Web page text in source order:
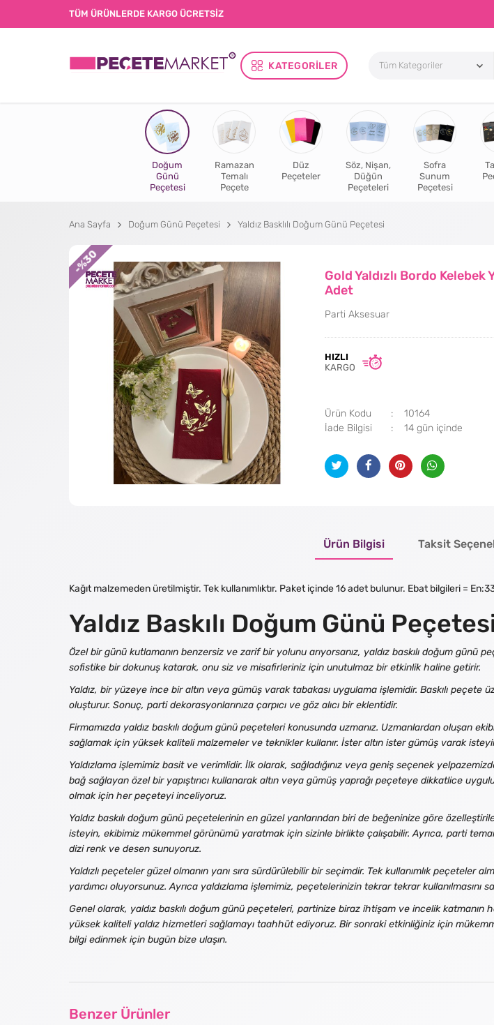
TÜM ÜRÜNLERDE KARGO ÜCRETSİZ
KATEGORILER
Doğum
Günü
Peçetesi
Ramazan
Temalı
Peçete
Düz
Peçeteler
Söz, Nişan,
Düğün
Peçeteleri
Sofra
Sunum
Peçetesi
Ana Sayfa Doğum Günü Peçetesi Yaldız Basklılı Doğum Günü Peçetesi
Gold Yaldızlı Bordo Kelebek
Adet
Parti Aksesuar
HIZLI
KARGO
Ürün Kodu
10164
İade Bilgisi
-
%30
Ürün Bilgisi Taksit
Kağıt malzemeden üretilmiştir. Tek kullanımlıktır. Paket içinde 16 adet bulunur. Ebat bilgileri =
Yaldız Baskılı Doğum Günü
Özel bir günü kutlamanın benzersiz ve zarif bir yolunu arıyorsanız, yaldız baskılı doğum
sofistike bir dokunuş katarak, onu siz ve misafirleriniz için unutulmaz bir etkinlik haline getirir.
Yaldız, bir yüzeye ince bir altın veya gümüş varak tabakası uygulama işlemidir. Baskılı peçete
oluşturur. Sonuç, parti dekorasyonlarınıza çarpıcı ve göz alıcı bir eklentidir.
Firmamızda yaldız baskılı doğum günü peçeteleri konusunda uzmanız. Uzmanlardan oluşan
sağlamak için yüksek kaliteli malzemeler ve teknikler kullanır. İster altın ister gümüş varak
Yaldızlama işlemimiz basit ve verimlidir. İlk olarak, sağladığınız veya geniş seçenek
bağ sağlayan özel bir yapıştırıcı kullanarak altın veya gümüş yaprağı peçeteye dikkatlice
olmak için her peçeteyi inceliyoruz.
Yaldız baskılı doğum günü peçetelerinin en güzel yanlarından biri de beğeninize göre
isteyin, ekibimiz mükemmel görünümü yaratmak için sizinle birlikte çalışabilir. Ayrıca, parti
dizi renk ve desen sunuyoruz.
Yaldızlı peçeteler güzel olmanın yanı sıra sürdürülebilir bir seçimdir. Tek kullanımlık peçeteler
yardımcı oluyorsunuz. Ayrıca yaldızlama işlemimiz, peçetelerinizin tekrar tekrar
Genel olarak, yaldız baskılı doğum günü peçeteleri, partinize biraz ihtişam ve incelik katmanın
yüksek kaliteli yaldız hizmetleri sağlamayı taahhüt ediyoruz. Bir sonraki etkinliğiniz için
bilgi edinmek için bugün bize ulaşın.
Benzer Ürünler